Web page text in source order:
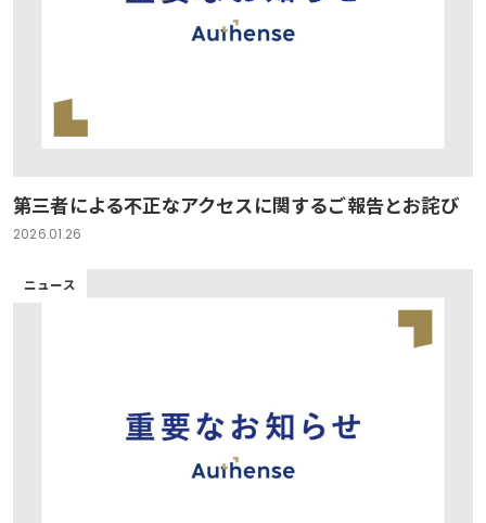
第三者による不正なアクセスに関するご報告とお詫び
2026.01.26
ニュース